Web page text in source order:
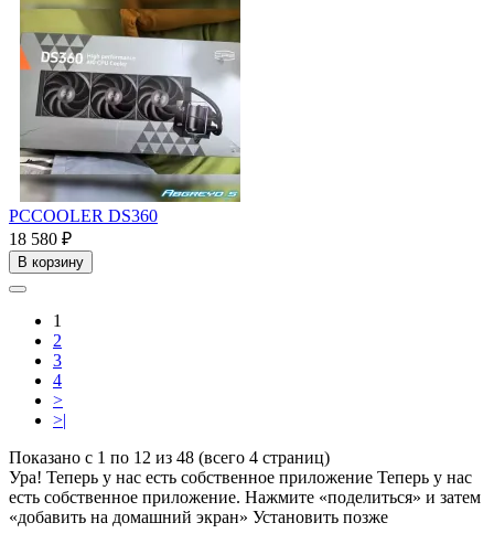
PCCOOLER DS360
18 580 ₽
В корзину
1
2
3
4
>
>|
Показано с 1 по 12 из 48 (всего 4 страниц)
Ура! Теперь у нас есть собственное приложение Теперь у нас
есть собственное приложение. Нажмите «поделиться» и затем
«добавить на домашний экран» Установить позже